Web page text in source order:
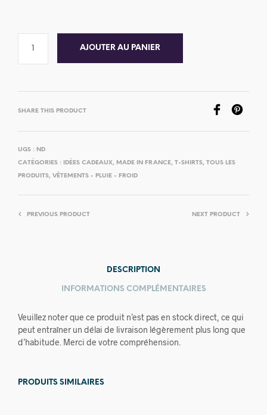
AJOUTER AU PANIER
SHARE THIS PRODUCT
UGS : ND
CATÉGORIES :
IDÉES CADEAUX, MADE IN FRANCE, T-SHIRTS, TOUS LES
PRODUITS, VÊTEMENTS - PLUIE - FROID
PREVIOUS PRODUCT NEXT PRODUCT
DESCRIPTION
INFORMATIONS COMPLÉMENTAIRES
Veuillez noter que ce produit n’est pas en stock direct, ce qui
peut entraîner un délai de livraison légèrement plus long que
d’habitude. Merci de votre compréhension.
PRODUITS SIMILAIRES